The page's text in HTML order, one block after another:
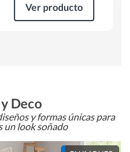
Ver producto
Deco
y formas únicas para
un look soñado